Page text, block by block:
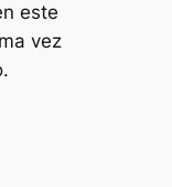
este
vez